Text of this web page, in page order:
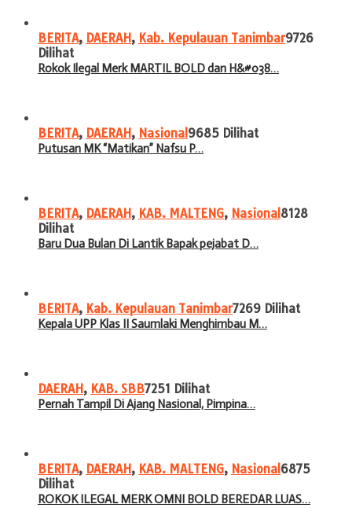
BERITA, DAERAH , Kab. Kepulauan Tanimbar9726
Dilihat
Rokok Ilegal Merk MARTIL BOLD dan H&#038…
BERITA, DAERAH , Nasional 9685 Dilihat
Putusan MK “Matikan” Nafsu P…
BERITA, DAERAH , KAB. MALTENG, Nasional 8128
Dilihat
Baru Dua Bulan Di Lantik Bapak pejabat D…
BERITA, Kab. Kepulauan Tanimbar7269 Dilihat
Kepala UPP Klas II Saumlaki Menghimbau M…
DAERAH , KAB. SBB7251 Dilihat
Pernah Tampil Di Ajang Nasional, Pimpina…
BERITA, DAERAH , KAB. MALTENG, Nasional 6875
Dilihat
ROKOK ILEGAL MERK OMNI BOLD BEREDAR LUAS…